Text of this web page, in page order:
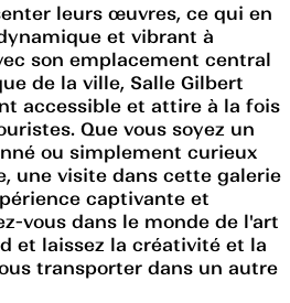
leurs œuvres, ce qui en
et vibrant à
son emplacement central
de la ville, Salle Gilbert
accessible et attire à la fois
Que vous soyez un
ou simplement curieux
une visite dans cette galerie
captivante et
vous dans le monde de l'art
et laissez la créativité et la
transporter dans un autre